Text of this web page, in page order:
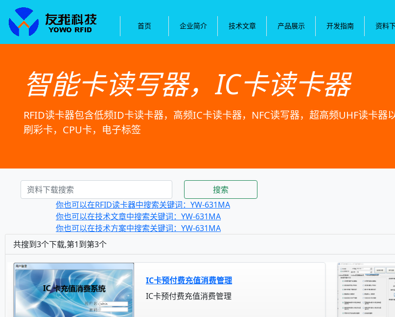
首页 企业简介 技术文章 产品展示 开发指南 资料
智能卡读写器，IC卡读卡器
RFID读卡器包含低频ID卡读卡器，高频IC卡读卡器，NFC读写器，超高频UHF读卡器
刷彩卡，CPU卡，电子标签
搜索
你也可以在RFID读卡器中搜索关键词：YW-631MA
你也可以在技术文章中搜索关键词：YW-631MA
你也可以在技术方案中搜索关键词：YW-631MA
共搜到3个下载,第1到第3个
IC卡预付费充值消费管理
IC卡预付费充值消费管理